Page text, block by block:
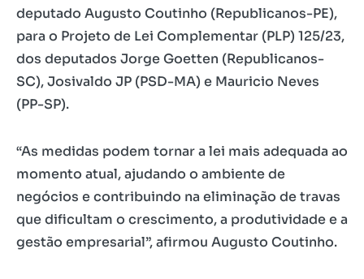
deputado Augusto Coutinho (Republicanos-PE),
para o Projeto de Lei Complementar (PLP) 125/23,
dos deputados Jorge Goetten (Republicanos-
SC), Josivaldo JP (PSD-MA) e Mauricio Neves
(PP-SP).
“As medidas podem tornar a lei mais adequada ao
momento atual, ajudando o ambiente de
negócios e contribuindo na eliminação de travas
que dificultam o crescimento, a produtividade e a
gestão empresarial”, afirmou Augusto Coutinho.